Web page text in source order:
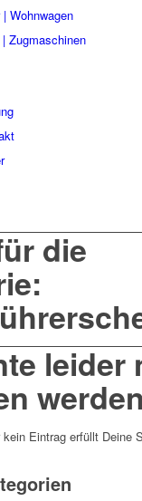
Wohnwagen
Zugmaschinen
die
leider
werden
Eintrag erfüllt Deine